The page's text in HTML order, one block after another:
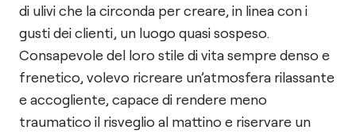
di ulivi che la circonda per creare, in linea con i
gusti dei clienti, un luogo quasi sospeso.
Consapevole del loro stile di vita sempre denso e
frenetico, volevo ricreare un’atmosfera rilassante
e accogliente, capace di rendere meno
traumatico il risveglio al mattino e riservare un